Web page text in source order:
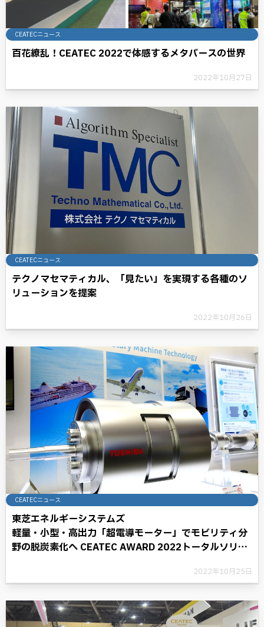
CEATECニュース
百花繚乱！CEATEC 2022で体感するメタバースの世界
2022年10月27日
CEATECニュース
テクノマセマティカル、「見たい」を実現する各種のソ
リューションを提案
2022年10月26日
CEATECニュース
東芝エネルギーシステムズ
軽量・小型・高出力「超電導モーター」でモビリティ分
野の脱炭素化へ CEATEC AWARD 2022トータルソリュ
2022年10月25日